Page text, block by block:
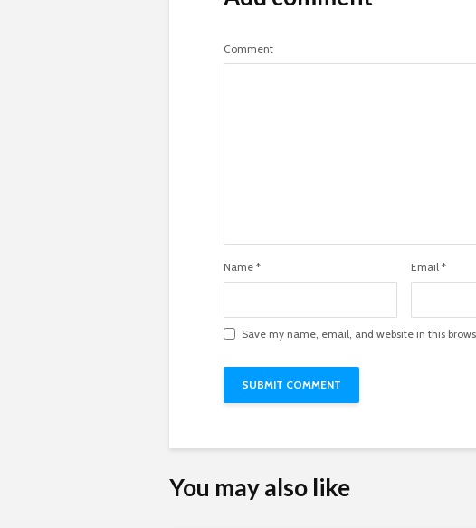
Comment
Name * Email *
Save my name, email, and website in this
You may also like